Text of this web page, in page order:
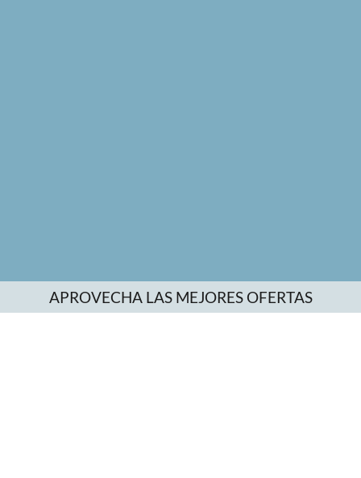
APROVECHA LAS MEJORES OFERTAS